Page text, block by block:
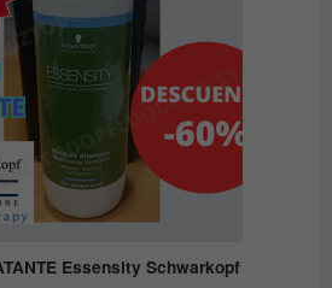
Essensity Schwarkopf